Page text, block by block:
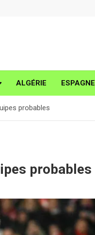
ALGÉRIE ESPAGNE
probables
probables